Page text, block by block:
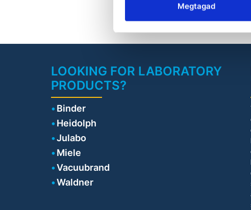
Megtagad
even
used
rotary
labs,
The
LOOKING FOR LABORATORY
PRODUCTS?
Binder
Heidolph
Julabo
Miele
Vacuubrand
Waldner